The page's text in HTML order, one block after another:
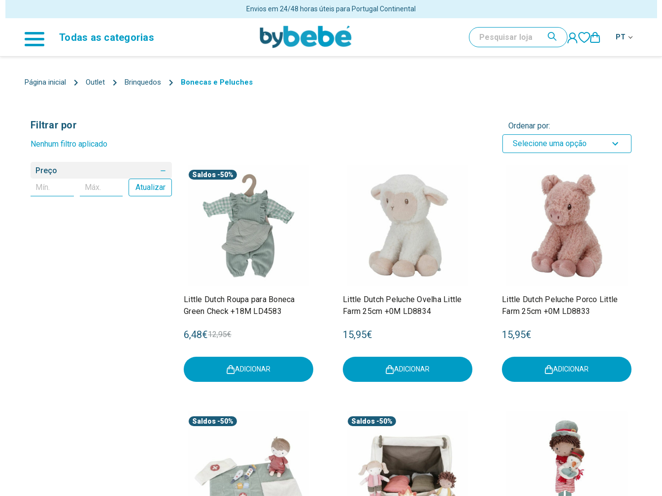
Envios em 24/48 horas úteis para Portugal Continental
Todas as categorias PESQUISAR
PT
Página inicial Outlet Brinquedos Bonecas e Peluches
Filtrar por
Nenhum filtro aplicado
Preço
Atualizar
Ordenar por:
Selecione uma opção
Saldos -50%
Little Dutch Roupa para Boneca
Green Check +18M LD4583
6,48€12,95€
ADICIONAR
Little Dutch Peluche Ovelha Little
Farm 25cm +0M LD8834
15,95€
ADICIONAR
Little Dutch Peluche Porco Little
Farm 25cm +0M LD8833
15,95€
ADICIONAR
Saldos -50% Saldos -50%